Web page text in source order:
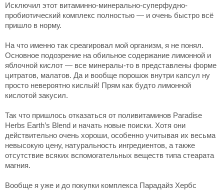
Исключил этот витаминно-минерально-суперфудно-
пробиотический комплекс полностью — и очень быстро всё
пришло в норму.
На что именно так среагировал мой организм, я не понял.
Основное подозрение на обильное содержание лимонной и
яблочной кислот — все минералы-то в представлены форме
цитратов, малатов. Да и вообще порошок внутри капсул ну
просто невероятно кислый! Прям как будто лимонной
кислотой закусил.
Так что пришлось отказаться от поливитаминов Paradise
Herbs Earth’s Blend и начать новые поиски. Хотя они
действительно очень хороши, особенно учитывая их весьма
невысокую цену, натуральность ингредиентов, а также
отсутствие всяких вспомогательных веществ типа стеарата
магния.
Вообще я уже и до покупки комплекса Парадайз Хербс